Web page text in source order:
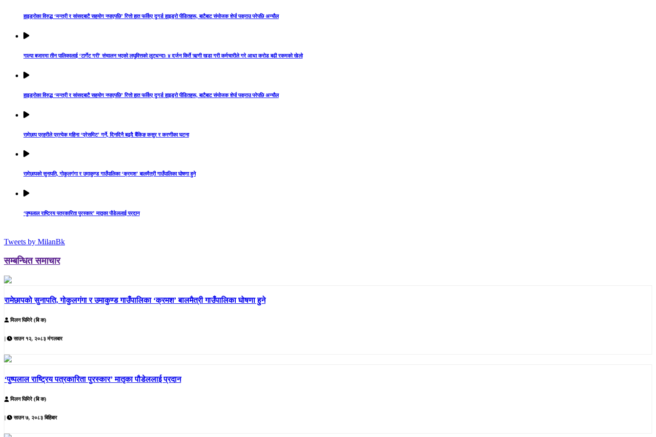
हाइड्रोका विरुद्ध ‘मन्त्री र सांसदबाटै सहयोग नपाएपछि’ रित्तो हात फर्किए दुगर्ड हाइड्रो पीडितहरू, बाटैबाट संयोजक शेर्पा पक्राउ परेपछि अन्यौल
गाल्पा बजारमा तीन पालिकालाई ‘टार्गेट गरी’ संचालन भएको लघुवित्तको लुटधन्दाः ४ दर्जन किर्ते ऋणी खडा गरी कर्मचारीले गरे आधा करोड बढी रकमको खेलो
हाइड्रोका विरुद्ध ‘मन्त्री र सांसदबाटै सहयोग नपाएपछि’ रित्तो हात फर्किए दुगर्ड हाइड्रो पीडितहरू, बाटैबाट संयोजक शेर्पा पक्राउ परेपछि अन्यौल
रामेछाप प्रहरीले प्रत्येक महिना ‘प्रेसमिट’ गर्ने, दिनदिनै बढ्दै बैंकिङ कसुर र करणीका घटना
रामेछापको सुनापति, गोकुलगंगा र उमाकुण्ड गाउँपालिका ‘क्रमश’ बालमैत्री गाउँपालिका घोषणा हुने
‘पुष्पलाल राष्ट्रिय पत्रकारिता पुरस्कार’ मातृका पौडेललाई प्रदान
Tweets by MilanBk
सम्बन्धित समाचार
रामेछापको सुनापति, गोकुलगंगा र उमाकुण्ड गाउँपालिका ‘क्रमश’ बालमैत्री गाउँपालिका घोषणा हुने
मिलन घिमिरे (बि क)
| साउन १२, २०८३ मंगलबार
‘पुष्पलाल राष्ट्रिय पत्रकारिता पुरस्कार’ मातृका पौडेललाई प्रदान
मिलन घिमिरे (बि क)
| साउन ७, २०८३ बिहिबार